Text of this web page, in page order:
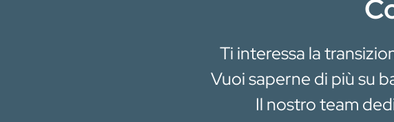
Ti interessa la
Vuoi saperne di più su
Il nostro team